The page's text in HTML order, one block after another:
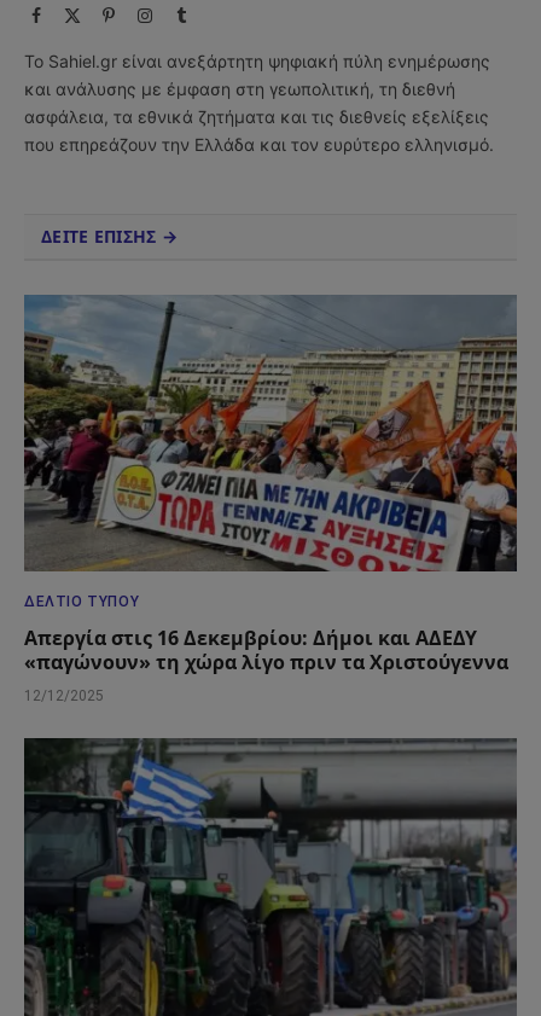
Facebook PinterestInstagram
Tumblr
Το Sahiel.gr είναι ανεξάρτητη ψηφιακή πύλη ενημέρωσης
και ανάλυσης με έμφαση στη γεωπολιτική, τη διεθνή
ασφάλεια, τα εθνικά ζητήματα και τις διεθνείς εξελίξεις
που επηρεάζουν την Ελλάδα και τον ευρύτερο ελληνισμό.
ΔΕΙΤΕ ΕΠΙΣΗΣ →
ΔΕΛΤΊΟ ΤΎΠΟΥ
Απεργία στις 16 Δεκεμβρίου: Δήμοι και ΑΔΕΔΥ
«παγώνουν» τη χώρα λίγο πριν τα Χριστούγεννα
12/12/2025